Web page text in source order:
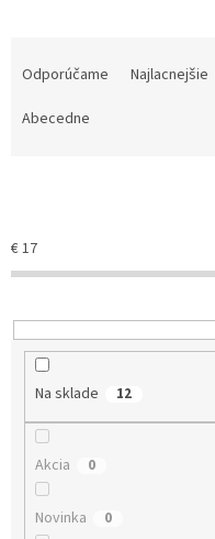
Odporúčame Najlacnejšie
Abecedne
€17
Na sklade 12
Akcia 0
Novinka 0